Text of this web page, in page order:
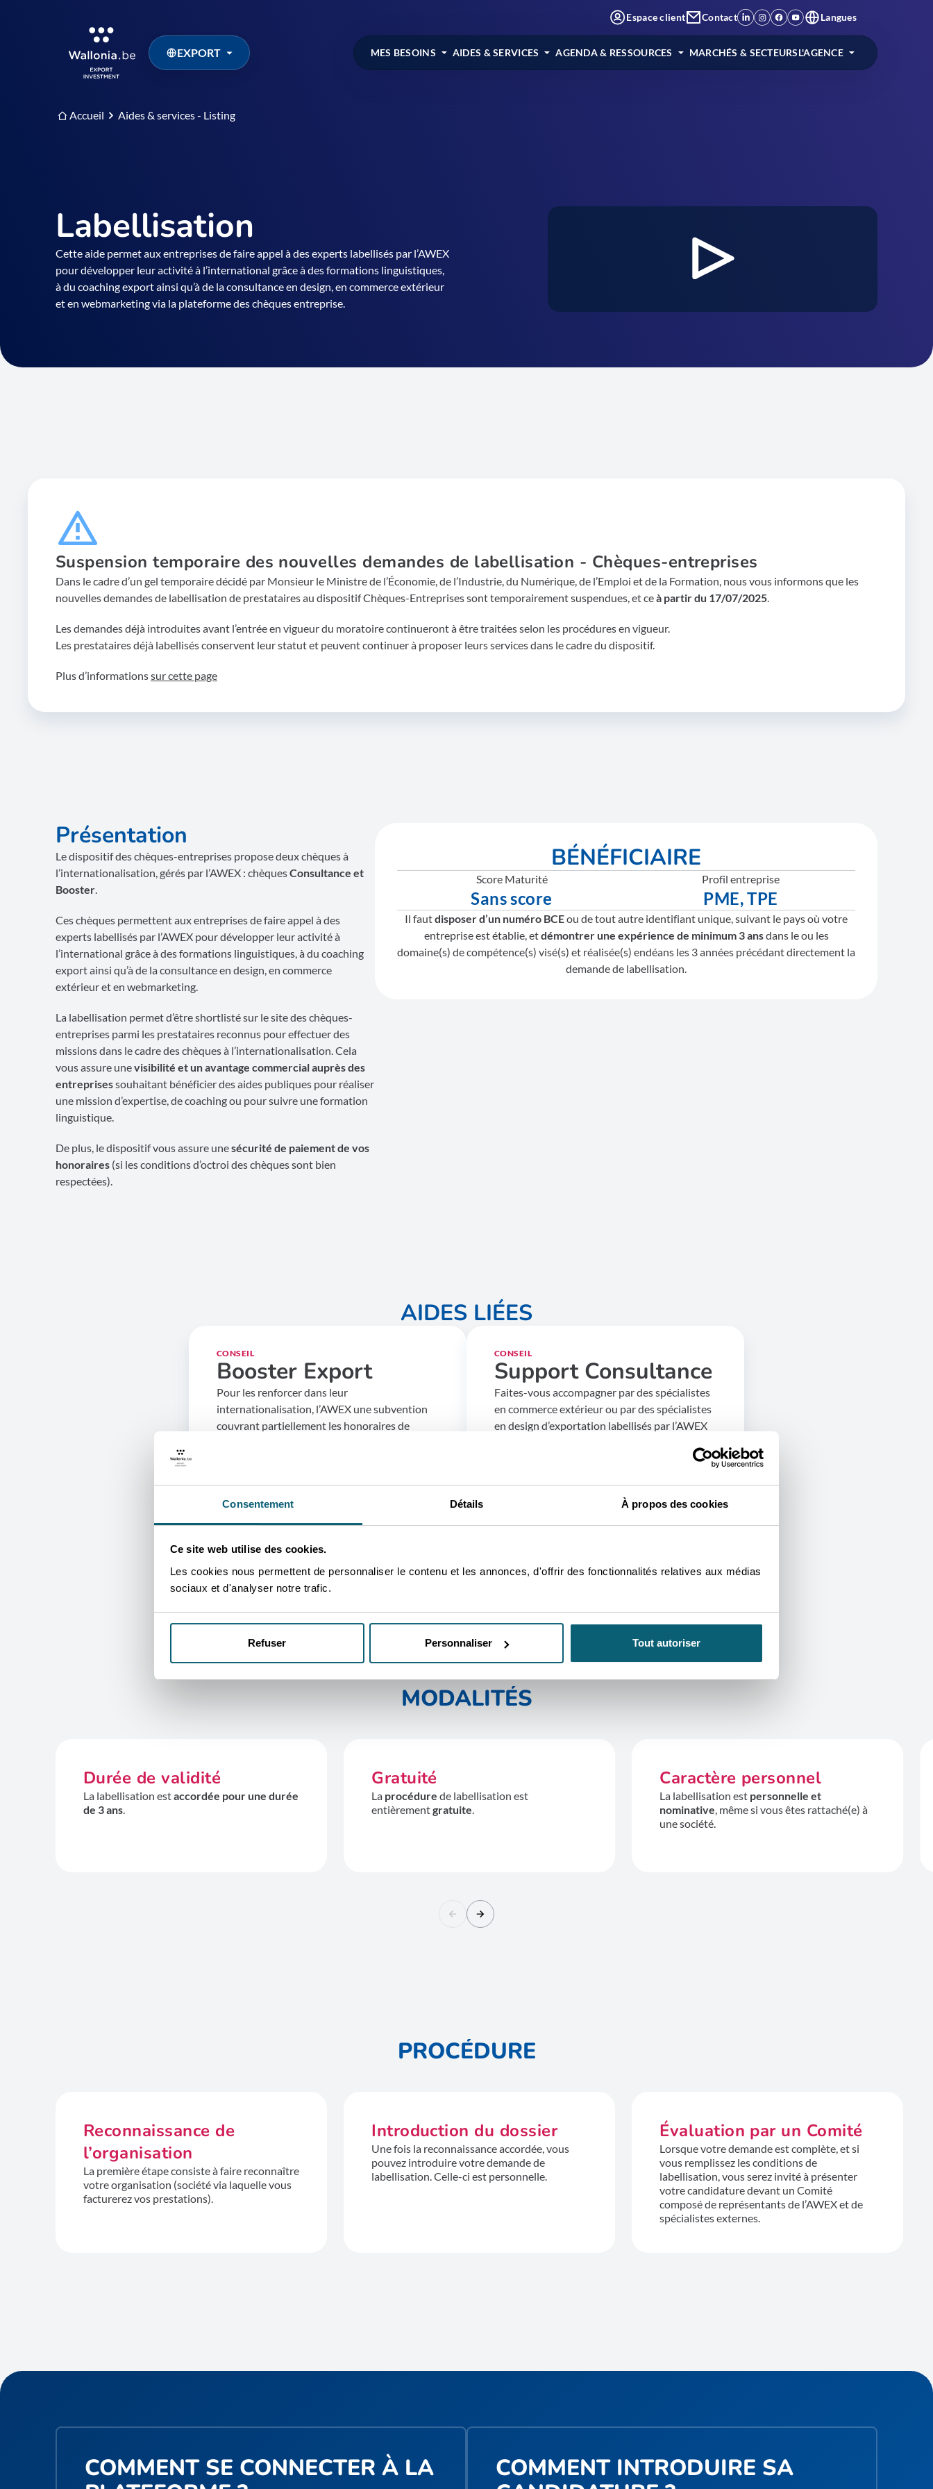
Consentement Détails À propos des cookies
Ce site web utilise des cookies.
Les cookies nous permettent de personnaliser le contenu et les annonces, d'offrir des fonctionnalités relatives aux médias
sociaux et d'analyser notre trafic.
Refuser Personnaliser Tout autoriser
EXPORT
Espace client Contact Langues
MES BESOINS AIDES & SERVICES AGENDA & RESSOURCES MARCHÉS & SECTEURSL'AGENCE
Accueil Aides & services - Listing
Labellisation
Cette aide permet aux entreprises de faire appel à des experts labellisés par l’AWEX
pour développer leur activité à l’international grâce à des formations linguistiques,
à du coaching export ainsi qu’à de la consultance en design, en commerce extérieur
et en webmarketing via la plateforme des chèques entreprise.
Suspension temporaire des nouvelles demandes de labellisation - Chèques-entreprises
Dans le cadre d’un gel temporaire décidé par Monsieur le Ministre de l’Économie, de l’Industrie, du Numérique, de l’Emploi et de la Formation, nous vous informons que les
nouvelles demandes de labellisation de prestataires au dispositif Chèques-Entreprises sont temporairement suspendues, et ceà partir du 17/07/2025.
Les demandes déjà introduites avant l’entrée en vigueur du moratoire continueront à être traitées selon les procédures en vigueur.
Les prestataires déjà labellisés conservent leur statut et peuvent continuer à proposer leurs services dans le cadre du dispositif.
Plus d’informationssur cette page
Présentation
Le dispositif des chèques-entreprises propose deux chèques à
l’internationalisation, gérés par l’AWEX : chèquesConsultance et
Booster.
Ces chèques permettent aux entreprises de faire appel à des
experts labellisés par l’AWEX pour développer leur activité à
l’international grâce à des formations linguistiques, à du coaching
export ainsi qu’à de la consultance en design, en commerce
extérieur et en webmarketing.
La labellisation permet d’être shortlisté sur le site des chèques-
entreprises parmi les prestataires reconnus pour effectuer des
missions dans le cadre des chèques à l’internationalisation. Cela
vous assure unevisibilité et un avantage commercial auprès des
entreprisessouhaitant bénéficier des aides publiques pour réaliser
une mission d’expertise, de coaching ou pour suivre une formation
linguistique.
De plus, le dispositif vous assure unesécurité de paiement de vos
honoraires (si les conditions d’octroi des chèques sont bien
respectées).
BÉNÉFICIAIRE
Score Maturité
Sans score
Profil entreprise
PME, TPE
Il fautdisposer d’un numéro BCEou de tout autre identifiant unique, suivant le pays où votre
entreprise est établie, etdémontrer une expérience de minimum 3 ansdans le ou les
domaine(s) de compétence(s) visé(s) et réalisée(s) endéans les 3 années précédant directement la
demande de labellisation.
AIDES LIÉES
CONSEIL
Booster Export
Pour les renforcer dans leur
internationalisation, l’AWEX une subvention
couvrant partiellement les honoraires de
≥ 30% PME, TPE
CONSEIL
Support Consultance
Faites-vous accompagner par des spécialistes
en commerce extérieur ou par des spécialistes
en design d’exportation labellisés par l’AWEX
≥ 50% PME
MODALITÉS
Durée de validité
La labellisation estaccordée pour une durée
de 3 ans.
Gratuité
La procédure de labellisation est
entièrementgratuite.
Caractère personnel
La labellisation est personnelle et
nominative, même si vous êtes rattaché(e) à
une société.
PROCÉDURE
Reconnaissance de
l’organisation
La première étape consiste à faire reconnaître
votre organisation (société via laquelle vous
facturerez vos prestations).
Introduction du dossier
Une fois la reconnaissance accordée, vous
pouvez introduire votre demande de
labellisation. Celle-ci est personnelle.
Évaluation par un Comité
Lorsque votre demande est complète, et si
vous remplissez les conditions de
labellisation, vous serez invité à présenter
votre candidature devant un Comité
composé de représentants de l’AWEX et de
spécialistes externes.
COMMENT SE CONNECTER À LA
COMMENT INTRODUIRE SA